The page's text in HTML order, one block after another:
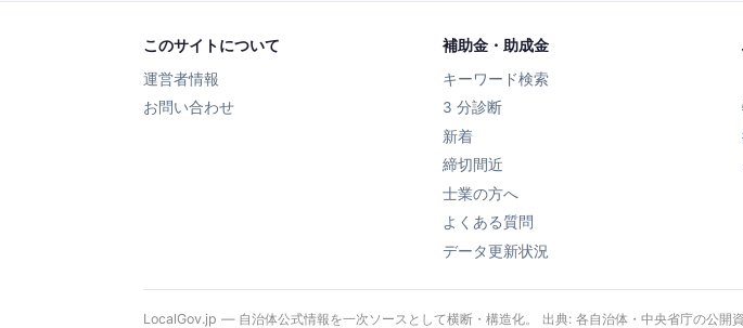
このサイトについて
運営者情報
お問い合わせ
補助金・助成金
キーワード検索
3 分診断
新着
締切間近
士業の方へ
よくある質問
データ更新状況
LocalGov.jp — 自治体公式情報を一次ソースとして横断・構造化。 出典: 各自治体・中央省庁の公